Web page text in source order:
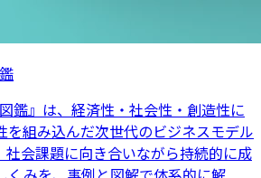
鑑』は、経済性・社会性・創造性に
を組み込んだ次世代のビジネスモデル
社会課題に向き合いながら持続的に成